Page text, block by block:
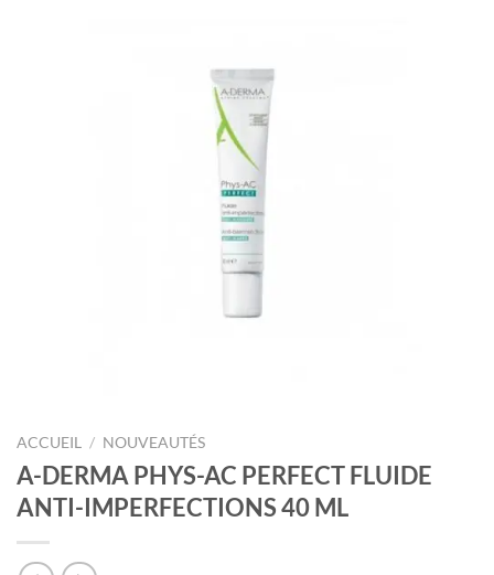
ACCUEIL / NOUVEAUTÉS
A-DERMA PHYS-AC PERFECT FLUIDE
ANTI-IMPERFECTIONS 40 ML